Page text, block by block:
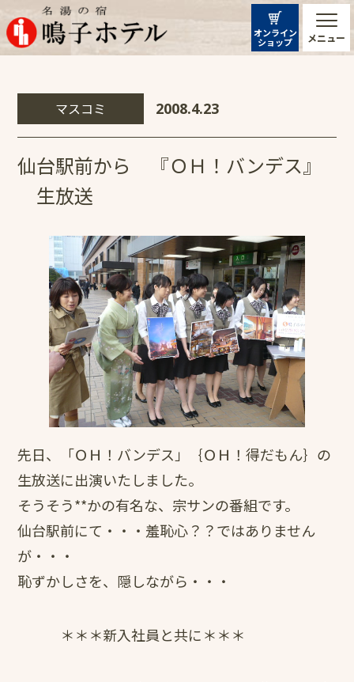
メニュー
オンライン
ショップ
マスコミ 2008.4.23
仙台駅前から 『ＯＨ！バンデス』
生放送
先日、「ＯＨ！バンデス」｛ＯＨ！得だもん｝の
生放送に出演いたしました。
そうそう**かの有名な、宗サンの番組です。
仙台駅前にて・・・羞恥心？？ではありません
が・・・
恥ずかしさを、隠しながら・・・
＊＊＊新入社員と共に＊＊＊